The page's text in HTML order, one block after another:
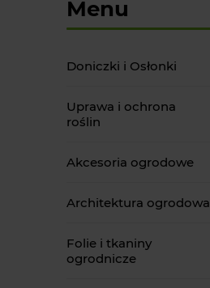
Menu
Doniczki i Osłonki
Uprawa i ochrona
roślin
Akcesoria ogrodowe
Architektura ogrodowa
Folie i tkaniny
ogrodnicze